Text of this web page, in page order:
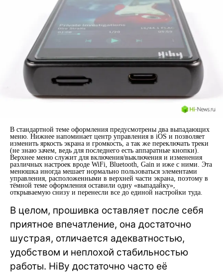
В стандартной теме оформления предусмотрены два выпадающих
меню. Нижнее напоминает центр управления в iOS и позволяет
изменить яркость экрана и громкость, а так же переключать треки
(не знаю зачем, ведь для последнего есть аппаратные кнопки).
Верхнее меню служит для включения/выключения и изменения
различных настроек вроде WiFi, Bluetooth, Gain и иже с ними. Эта
менюшка иногда мешает нормально пользоваться элементами
управления, расположенными в верхней части экрана, поэтому в
тёмной теме оформления оставили одну «выпадайку»,
открываемую снизу и перенесли все до единой настройки туда.
В целом, прошивка оставляет после себя
приятное впечатление, она достаточно
шустрая, отличается адекватностью,
удобством и неплохой стабильностью
работы. HiBy достаточно часто её